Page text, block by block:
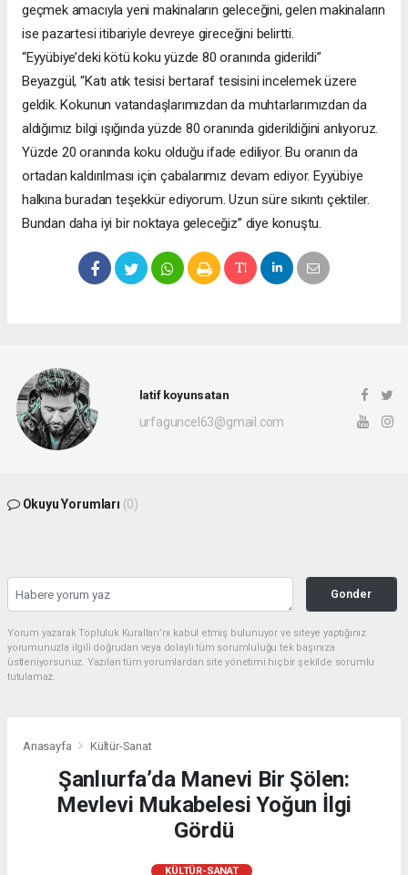
geçmek amacıyla yeni makinaların geleceğini, gelen makinaların
ise pazartesi itibariyle devreye gireceğini belirtti.
“Eyyübiye’deki kötü koku yüzde 80 oranında giderildi”
Beyazgül, “Katı atık tesisi bertaraf tesisini incelemek üzere
geldik. Kokunun vatandaşlarımızdan da muhtarlarımızdan da
aldığımız bilgi ışığında yüzde 80 oranında giderildiğini anlıyoruz.
Yüzde 20 oranında koku olduğu ifade ediliyor. Bu oranın da
ortadan kaldırılması için çabalarımız devam ediyor. Eyyübiye
halkına buradan teşekkür ediyorum. Uzun süre sıkıntı çektiler.
Bundan daha iyi bir noktaya geleceğiz” diye konuştu.
latif koyunsatan
urfaguncel63@gmail.com
Okuyu Yorumları (0)
Gonder
Yorum yazarak Topluluk Kuralları’nı kabul etmiş bulunuyor ve siteye yaptığınız
yorumunuzla ilgili doğrudan veya dolaylı tüm sorumluluğu tek başınıza
üstleniyorsunuz. Yazılan tüm yorumlardan site yönetimi hiçbir şekilde sorumlu
tutulamaz.
Anasayfa Kültür-Sanat
Şanlıurfa’da Manevi Bir Şölen:
Mevlevi Mukabelesi Yoğun İlgi
Gördü
KÜLTÜR-SANAT